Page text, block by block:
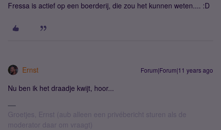
Fressa is actief op een boerderij, die zou het kunnen weten.... :D
Ernst Forum|Forum|11 years ago
Nu ben ik het draadje kwijt, hoor...
Groetjes, Ernst (aub alleen een privébericht sturen als de
moderator daar om vraagt)